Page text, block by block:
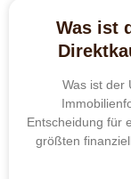
Was ist
Was ist der
Entscheidung für
größten